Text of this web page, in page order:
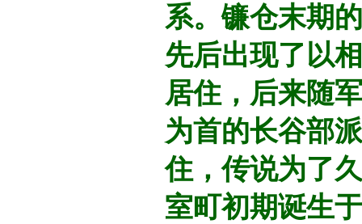
系。镰仓末期
先后出现了以
居住，后来随
为首的长谷部
住，传说为了
室町初期诞生